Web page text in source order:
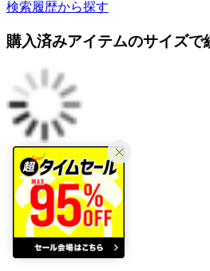
検索履歴から探す
購入済みアイテムのサイズで